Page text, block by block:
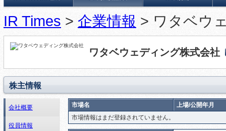
IR Timesとは ご利用企業 IR動画
IR Times > 企業情報 > ワタベウ
ワタベウェディング株式会社
株主情報
会社概要
役員情報
市場名
上場/公開年月
市場情報はまだ登録されていません。